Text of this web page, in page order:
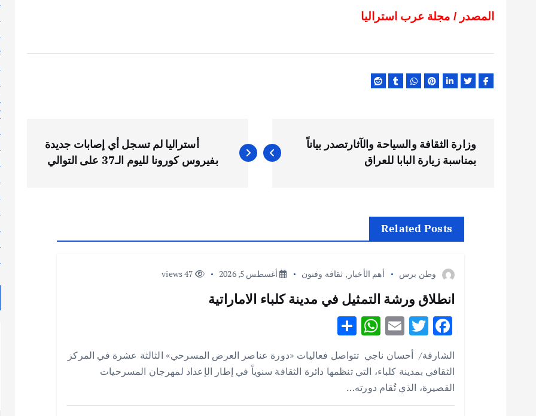
المصدر / مجلة عرب استراليا
ص
وزارة الثقافة والسياحة والآثارتصدر بياناً
بمناسبة زيارة البابا للعراق
أستراليا لم تسجل أي إصابات جديدة
بفيروس كورونا لليوم الـ37 على التوالي
Related Posts
وطن برس أهم الأخبار , ثقافة وفنون أغسطس 5, 2026
انطلاق ورشة التمثيل في مدينة كلباء الاماراتية
F
e
b
o
T
w
it
te
r
E
m
ai
l
W
at
s
A
h
ar
e
الشارقة/ أحسان ناجي تتواصل فعاليات «دورة عناصر العرض المسرحي» الثالثة عشرة في المركز
الثقافي بمدينة كلباء، التي تنظمها دائرة الثقافة سنوياً في إطار الإعداد لمهرجان المسرحيات
القصيرة، الذي تُقام دورته…